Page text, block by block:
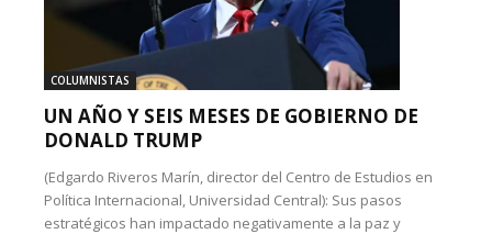
COLUMNISTAS
UN AÑO Y SEIS MESES DE GOBIERNO DE
DONALD TRUMP
(Edgardo Riveros Marín, director del Centro de Estudios en
Política Internacional, Universidad Central): Sus pasos
estratégicos han impactado negativamente a la paz y